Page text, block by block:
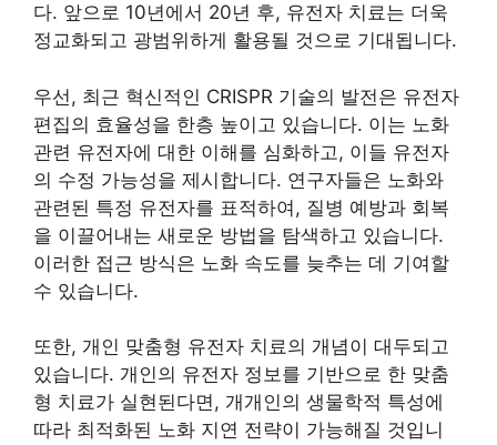
다. 앞으로 10년에서 20년 후, 유전자 치료는 더욱
정교화되고 광범위하게 활용될 것으로 기대됩니다.
우선, 최근 혁신적인 CRISPR 기술의 발전은 유전자
편집의 효율성을 한층 높이고 있습니다. 이는 노화
관련 유전자에 대한 이해를 심화하고, 이들 유전자
의 수정 가능성을 제시합니다. 연구자들은 노화와
관련된 특정 유전자를 표적하여, 질병 예방과 회복
을 이끌어내는 새로운 방법을 탐색하고 있습니다.
이러한 접근 방식은 노화 속도를 늦추는 데 기여할
수 있습니다.
또한, 개인 맞춤형 유전자 치료의 개념이 대두되고
있습니다. 개인의 유전자 정보를 기반으로 한 맞춤
형 치료가 실현된다면, 개개인의 생물학적 특성에
따라 최적화된 노화 지연 전략이 가능해질 것입니